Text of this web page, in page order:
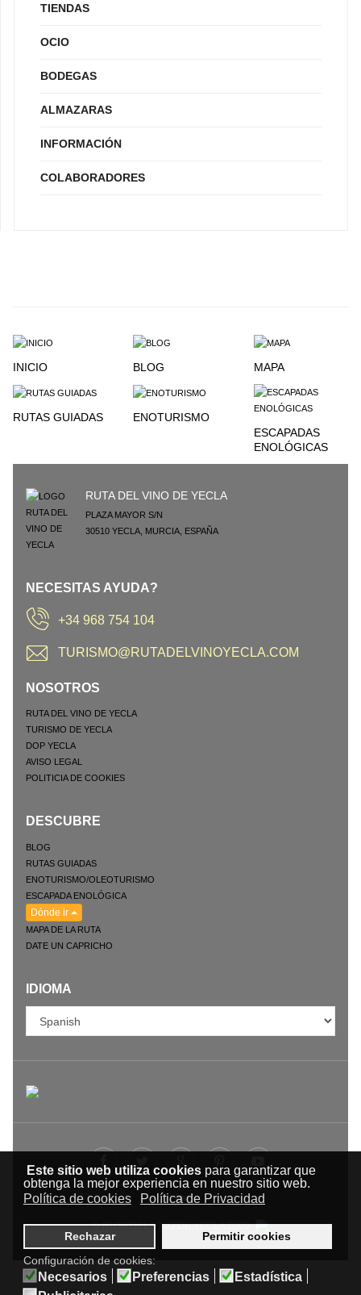
Este sitio web utiliza cookiespara garantizar que
obtenga la mejor experiencia en nuestro sitio web.
Política de cookies
Política de Privacidad
Rechazar
Permitir cookies
Configuración de cookies:
Necesarios Preferencias
Estadística
TIENDAS
OCIO
BODEGAS
ALMAZARAS
INFORMACIÓN
COLABORADORES
INICIO BLOG MAPA
RUTAS GUIADAS
ENOTURISMO
ESCAPADAS
ENOLÓGICAS
RUTA DEL VINO DE YECLA
PLAZA MAYOR S/N
30510 YECLA MURCIA ESPAÑA
NECESITAS AYUDA?
+34 968 754 104
TURISMO@RUTADELVINOYECLA.COM
NOSOTROS
RUTA DEL VINO DE YECLA
TURISMO DE YECLA
DOP YECLA
AVISO LEGAL
POLITICIA DE COOKIES
DESCUBRE
BLOG
RUTAS GUIADAS
ENOTURISMO/OLEOTURISMO
ESCAPADA ENOLÓGICA
Dónde ir
MAPA DE LA RUTA
DATE UN CAPRICHO
IDIOMA
© RUTA DEL VINO DE YECLA 2009-